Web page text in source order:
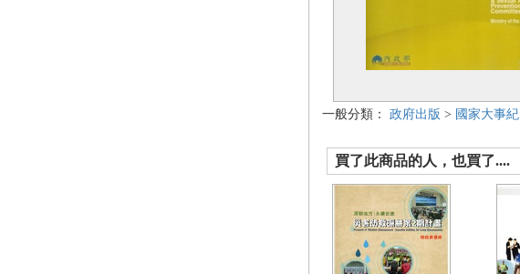
一般分類： 政府出版 > 國家大事紀
買了此商品的人，也買了....